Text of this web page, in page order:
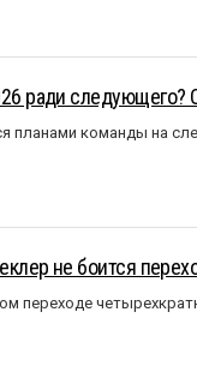
ради следующего?
планами команды на
не боится
переходе